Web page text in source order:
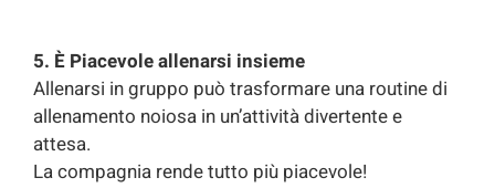
5. È Piacevole allenarsi insieme
Allenarsi in gruppo può trasformare una routine di
allenamento noiosa in un’attività divertente e
attesa.
La compagnia rende tutto più piacevole!